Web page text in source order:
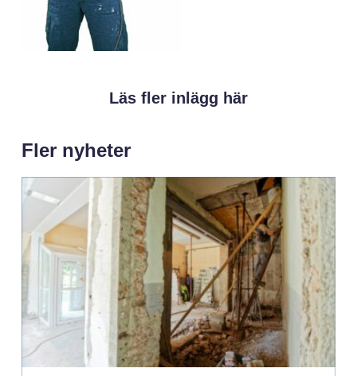
Läs fler inlägg här
Fler nyheter